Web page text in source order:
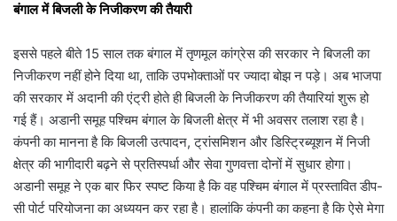
बंगाल में बिजली के निजीकरण की तैयारी
इससे पहले बीते 15 साल तक बंगाल में तृणमूल कांग्रेस की सरकार ने बिजली का
निजीकरण नहीं होने दिया था, ताकि उपभोक्ताओं पर ज्यादा बोझ न पड़े। अब भाजपा
की सरकार में अदानी की एंट्री होते ही बिजली के निजीकरण की तैयारियां शुरू हो
गई हैं। अडानी समूह पश्चिम बंगाल के बिजली क्षेत्र में भी अवसर तलाश रहा है।
कंपनी का मानना है कि बिजली उत्पादन, ट्रांसमिशन और डिस्ट्रिब्यूशन में निजी
क्षेत्र की भागीदारी बढ़ने से प्रतिस्पर्धा और सेवा गुणवत्ता दोनों में सुधार होगा।
अडानी समूह ने एक बार फिर स्पष्ट किया है कि वह पश्चिम बंगाल में प्रस्तावित डीप-
सी पोर्ट परियोजना का अध्ययन कर रहा है। हालांकि कंपनी का कहना है कि ऐसे मेगा